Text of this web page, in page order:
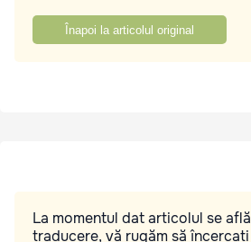
Înapoi la articolul original
La momentul dat articolul se
traducere, vă rugăm să